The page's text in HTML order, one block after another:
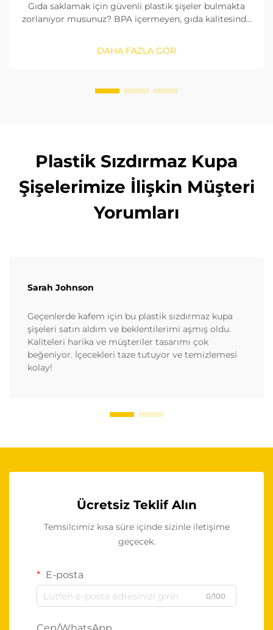
Gıda saklamak için güvenli plastik şişeler bulmakta
zorlanıyor musunuz? BPA içermeyen, gıda kalitesinde
kontrol edeceğinizi ve doğru boyutu nasıl
seçeceğinizi öğrenin. FDA ve AB standartlarına
DAHA FAZLA GÖR
Plastik Sızdırmaz Kupa
Şişelerimize İlişkin Müşteri
Yorumları
Sarah Johnson
Geçenlerde kafem için bu plastik sızdırmaz kupa
şişeleri satın aldım ve beklentilerimi aşmış oldu.
Kaliteleri harika ve müşteriler tasarımı çok
beğeniyor. İçecekleri taze tutuyor ve temizlemesi
kolay!
Ücretsiz Teklif Alın
Temsilcimiz kısa süre içinde sizinle iletişime
geçecek.
E-posta
0/100